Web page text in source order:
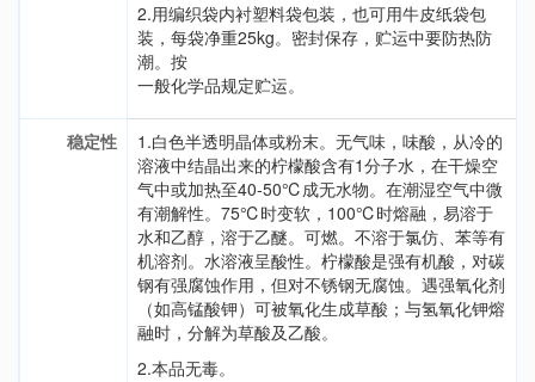
2.用编织袋内衬塑料袋包装，也可用牛皮纸袋包
装，每袋净重25kg。密封保存，贮运中要防热防
潮。按
一般化学品规定贮运。
稳定性
1.白色半透明晶体或粉末。无气味，味酸，从冷的
溶液中结晶出来的柠檬酸含有1分子水，在干燥空
气中或加热至40-50℃成无水物。在潮湿空气中微
有潮解性。75℃时变软，100℃时熔融，易溶于
水和乙醇，溶于乙醚。可燃。不溶于氯仿、苯等有
机溶剂。水溶液呈酸性。柠檬酸是强有机酸，对碳
钢有强腐蚀作用，但对不锈钢无腐蚀。遇强氧化剂
（如高锰酸钾）可被氧化生成草酸；与氢氧化钾熔
融时，分解为草酸及乙酸。
2.本品无毒。